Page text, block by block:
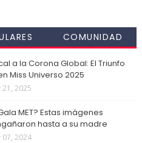
COMUNIDAD
a la Corona Global: El Triunfo
Miss Universo 2025
21, 2025
MET? Estas imágenes
hasta a su madre
07, 2024